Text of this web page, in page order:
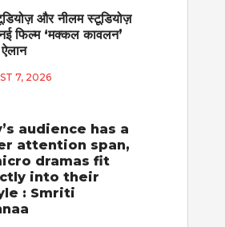
और नीलम स्टूडियोज़
फिल्म ‘मक्कल कावलन’
7, 2026
audience has a
attention span,
dramas fit
into their
: Smriti